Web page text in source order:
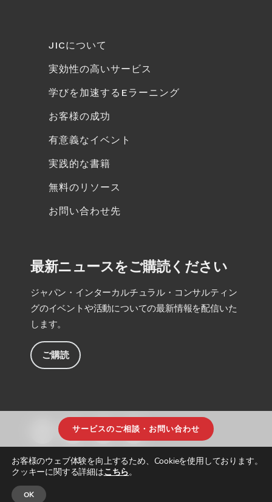
JICについて
実効性の高いサービス
学びを加速するEラーニング
お客様の成功
有意義なイベント
実践的な書籍
無料のリソース
お問い合わせ先
最新ニュースをご購読ください
ジャパン・インターカルチュラル・コンサルティン
グのイベントや活動についての最新情報を配信いた
します。
ご購読
サービスのご相談・お問い合わせ
お客様のウェブ体験を向上するため、Cookieを使用しております。
クッキーに関する詳細はこちら。
OK